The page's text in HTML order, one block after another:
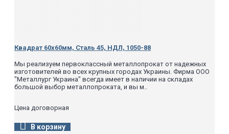
Квадрат 60х60мм, Сталь 45, НДЛ, 1050-88
Мы реализуем первоклассный металлопрокат от надежных
изготовителей во всех крупных городах Украины. Фирма ООО
"Металлург Украина" всегда имеет в наличии на складах
большой выбор металлопроката, и вы м..
Цена договорная
В корзину